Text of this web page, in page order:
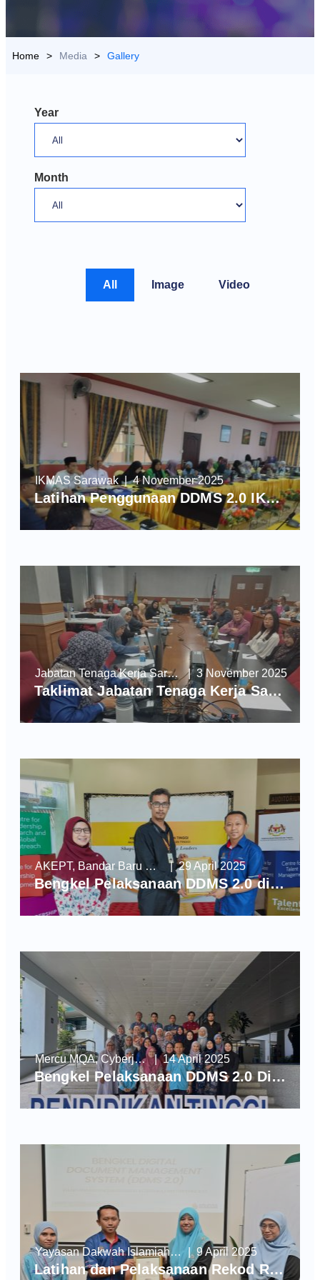
> Media > Gallery
All Image Video
Latihan Penggunaan DDMS 2.0 IKMAS
IKMAS Sarawak | 4 November 2025
Taklimat Jabatan Tenaga Kerja Sarawak
Jabatan Tenaga Kerja Sarawak | 3 November 2025
Bengkel Pelaksanaan DDMS 2.0 di Akademi Kepimpinan Pendidikan Tinggi (AKEPT)
AKEPT, Bandar Baru Enstek | 29 April 2025
Bengkel Pelaksanaan DDMS 2.0 Di Agensi Kelayakan Malaysia (MQA)
Mercu MQA, Cyberjaya | 14 April 2025
Latihan dan Pelaksanaan Rekod Rahsia Rasmi DDMS 2.0 di Yayasan Dakwah Islamiah Malaysia (YADIM)
Yayasan Dakwah Islamiah Malaysia (YADIM) | 9 April 2025